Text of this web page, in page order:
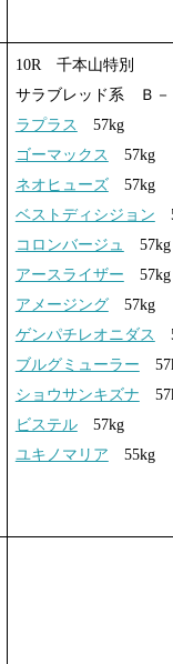
10R 千本山特別
サラブレッド系 Ｂ
ラプラス
57kg
ゴーマックス
57kg
ネオヒューズ57kg
ベストディシジョン
コロンバージュ
57kg
アースライザー 57kg
アメージング57kg
ゲンパチレオニダス
ブルグミューラー
ショウサンキズナ
ビステル57kg
ユキノマリア 55kg